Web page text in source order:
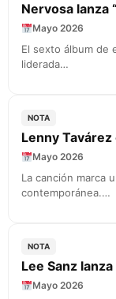
Nervosa lanza
Mayo 2026
El sexto álbum de
liderada…
NOTA
Lenny Tavárez
Mayo 2026
La canción marca
contemporánea.…
NOTA
Lee Sanz
Mayo 2026